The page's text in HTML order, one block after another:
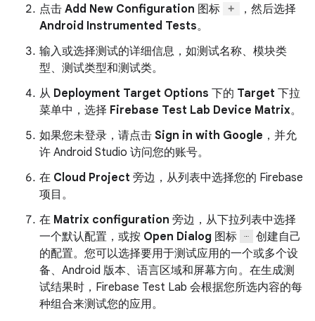
点击 Add New Configuration 图标
，然后选择
Android Instrumented Tests。
输入或选择测试的详细信息，如测试名称、模块类
型、测试类型和测试类。
从 Deployment Target Options 下的 Target 下拉
菜单中，选择 Firebase Test Lab Device Matrix。
如果您未登录，请点击 Sign in with Google ，并允
许 Android Studio 访问您的账号。
在 Cloud Project 旁边，从列表中选择您的 Firebase
项目。
在 Matrix configuration 旁边，从下拉列表中选择
一个默认配置，或按 Open Dialog 图标
创建自己
的配置。您可以选择要用于测试应用的一个或多个设
备、Android 版本、语言区域和屏幕方向。在生成测
试结果时，Firebase Test Lab 会根据您所选内容的每
种组合来测试您的应用。